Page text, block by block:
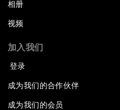
相册
视频
加入我们
登录
成为我们的合作伙伴
成为我们的会员